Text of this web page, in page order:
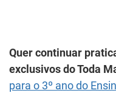
Quer continuar
exclusivos do Toda
para o 3º ano do